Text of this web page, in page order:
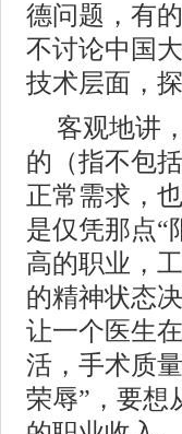
德问题，有
不讨论中国
技术层面，
客观地讲
的（指不包
正常需求，
是仅凭那点“
高的职业，
的精神状态
让一个医生
活，手术质
荣辱”，要想